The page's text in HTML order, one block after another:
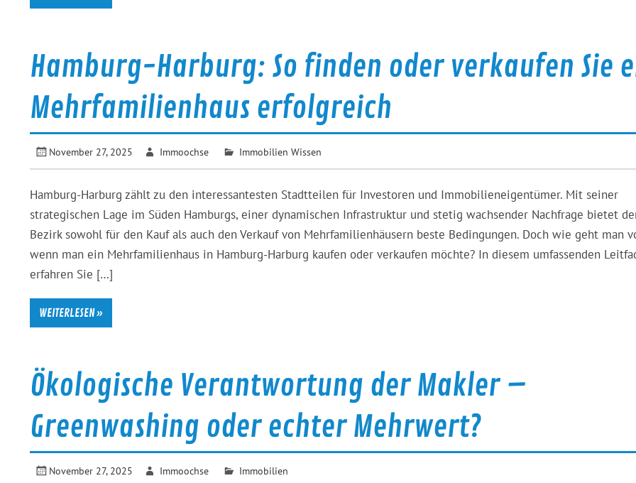
Hamburg-Harburg: So finden oder verkaufen Sie
Mehrfamilienhaus erfolgreich
November 27, 2025 Immoochse Immobilien Wissen
Hamburg-Harburg zählt zu den interessantesten Stadtteilen für Investoren und Immobilieneigentümer. Mit seiner
strategischen Lage im Süden Hamburgs, einer dynamischen Infrastruktur und stetig wachsender Nachfrage bietet
Bezirk sowohl für den Kauf als auch den Verkauf von Mehrfamilienhäusern beste Bedingungen. Doch wie geht man
wenn man ein Mehrfamilienhaus in Hamburg-Harburg kaufen oder verkaufen möchte? In diesem umfassenden
erfahren Sie […]
WEITERLESEN »
Ökologische Verantwortung der Makler –
Greenwashing oder echter Mehrwert?
November 27, 2025 Immoochse Immobilien